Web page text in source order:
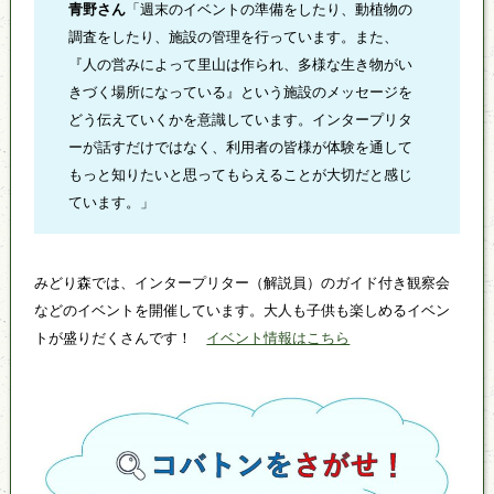
青野さん「週末のイベントの準備をしたり、動植物の
調査をしたり、施設の管理を行っています。また、
『人の営みによって里山は作られ、多様な生き物がい
きづく場所になっている』という施設のメッセージを
どう伝えていくかを意識しています。インタープリタ
ーが話すだけではなく、利用者の皆様が体験を通して
もっと知りたいと思ってもらえることが大切だと感じ
ています。」
みどり森では、インタープリター（解説員）のガイド付き観察会
などのイベントを開催しています。大人も子供も楽しめるイベン
トが盛りだくさんです！ イベント情報はこちら